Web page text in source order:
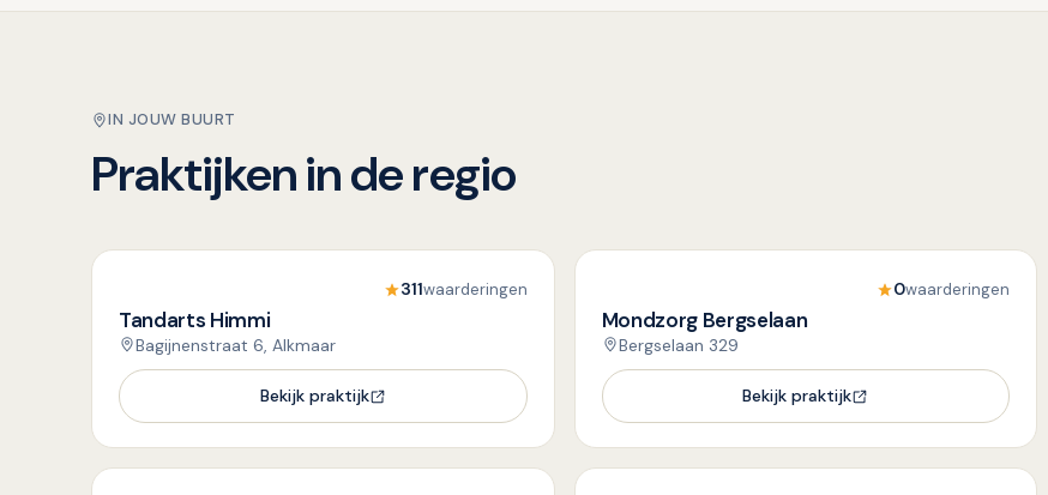
IN JOUW BUURT
Praktijken in de regio
311waarderingen
Tandarts Himmi
Bagijnenstraat 6, Alkmaar
Bekijk praktijk
0waarderingen
Mondzorg Bergselaan
Bergselaan 329
Bekijk praktijk